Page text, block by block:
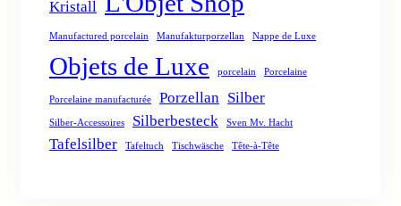
Kristall
Manufactured porcelain Manufakturporzellan Nappe de Luxe
Objets de Luxe porcelain Porcelaine
Porcelaine manufacturée Porzellan Silber
Silber-Accessoires Silberbesteck Sven Mv. Hacht
Tafelsilber Tafeltuch Tischwäsche Tête-à-Tête